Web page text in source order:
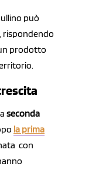
può
rispondendo
prodotto
seconda
la prima
con